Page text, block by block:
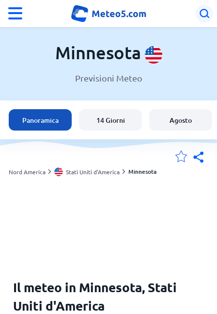
Meteo in Minnesota
Stati Uniti d'America
Italia
Svizzera
Minnesota
Previsioni Meteo
Panoramica 14 Giorni Agosto
Nord America Stati Uniti d'America Minnesota
Il meteo in Minnesota, Stati
Uniti d'America